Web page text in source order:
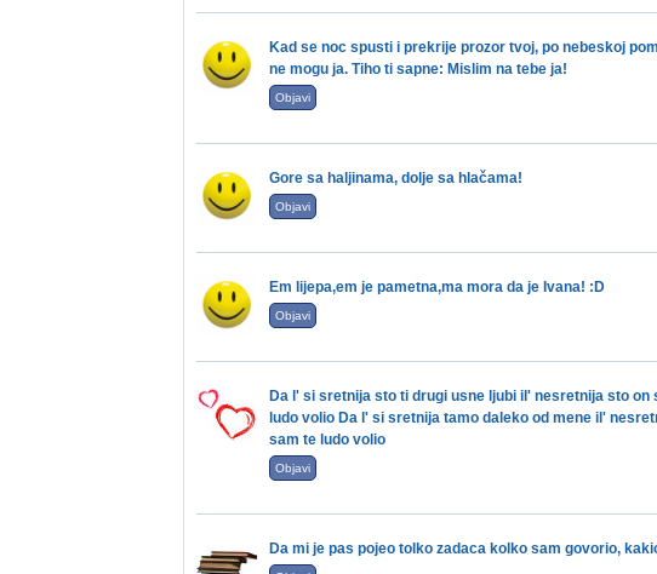
Kad se noc spusti i prekrije prozor tvoj, po nebeskoj
ne mogu ja. Tiho ti sapne: Mislim na tebe ja!
Objavi
Gore sa haljinama, dolje sa hlačama!
Objavi
Em lijepa,em je pametna,ma mora da je Ivana! :D
Objavi
Da l' si sretnija sto ti drugi usne ljubi il' nesretnija sto
ludo volio Da l' si sretnija tamo daleko od mene il'
sam te ludo volio
Objavi
Da mi je pas pojeo tolko zadaca kolko sam govorio,